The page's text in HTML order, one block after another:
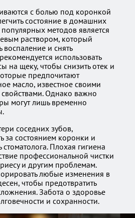
с болью под коронкой
состояние в домашних
методов является
раствором, который
воспаление и снять
использовать
на щеку, чтобы снизить отек и
предпочитают
масло, известное своими
Однако важно
могут лишь временно
соседних зубов,
за состоянием коронки и
Плохая гигиена
профессиональной чистки
и другим проблемам.
любые изменения в
чтобы предотвратить
Забота о здоровье
и сохранности.